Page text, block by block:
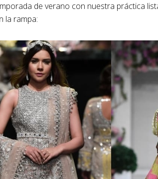
de verano con nuestra práctica
la rampa: